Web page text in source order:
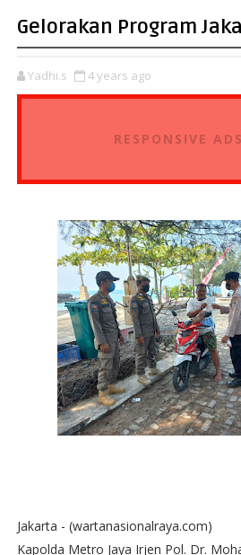
Gelorakan Program
Yadhi.s 4 years ago
RESPONSIVE
Jakarta - (wartanasionalraya.com)
Kapolda Metro Jaya Irjen Pol. Dr.